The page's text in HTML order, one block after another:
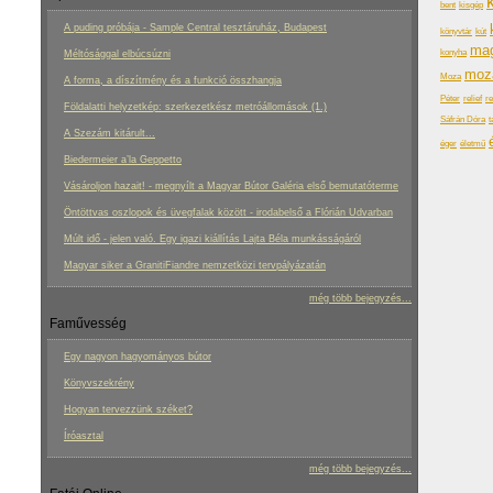
A puding próbája - Sample Central tesztáruház, Budapest
Méltósággal elbúcsúzni
A forma, a díszítmény és a funkció összhangja
Földalatti helyzetkép: szerkezetkész metróállomások (1.)
A Szezám kitárult...
Biedermeier a’la Geppetto
Vásároljon hazait! - megnyílt a Magyar Bútor Galéria első bemutatóterme
Öntöttvas oszlopok és üvegfalak között - irodabelső a Flórián Udvarban
Múlt idő - jelen való. Egy igazi kiállítás Lajta Béla munkásságáról
Magyar siker a GranitiFiandre nemzetközi tervpályázatán
még több bejegyzés...
Faművesség
Egy nagyon hagyományos bútor
Könyvszekrény
Hogyan tervezzünk széket?
Íróasztal
még több bejegyzés...
bent kisgép
könyvtár kút
konyha
Moza
Péter relief
Sáfrán Dóra
éger életmű